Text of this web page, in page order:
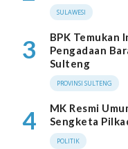
SULAWESI
3
BPK Temukan
Pengadaan
Sulteng
PROVINSI SULTENG
4
MK Resmi
Sengketa
POLITIK